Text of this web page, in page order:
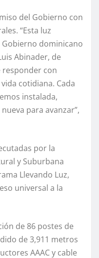
del Gobierno con
“Esta luz
dominicano
Abinader, de
responder con
cotidiana. Cada
instalada,
para avanzar”,
por la
y Suburbana
Llevando Luz,
universal a la
de 86 postes de
de 3,911 metros
AAAC y cable